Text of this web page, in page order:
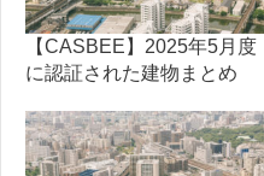
【CASBEE】2025年5月度
に認証された建物まとめ